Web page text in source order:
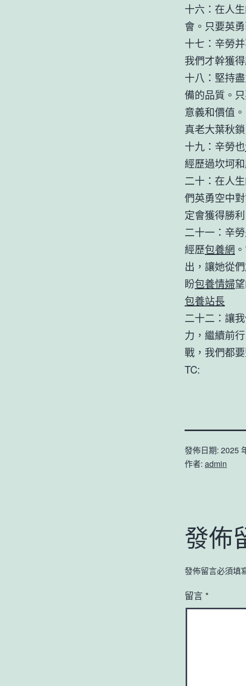
十六：在人
會。只要英
十七：辛勞
我們才幹獲
十八：堅持
備的品質。
意義和價值。
真老大葉秋
十九：辛勞也
經歷過坎坷
二十：在人
們英勇空中對
定會獲得勝利
二十一：辛
經歷包養網
出，讓她從
盼包養情婦
包養站長
二十二：讓
力，繼續前
戰，我們都
TC:
發佈日期: 2025
作者: admin
發佈
發佈留言必須填
留言 *